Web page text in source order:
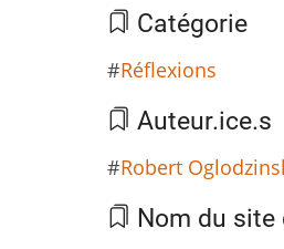
Catégorie
Réflexions
Auteur.ice.s
Robert
Nom du site